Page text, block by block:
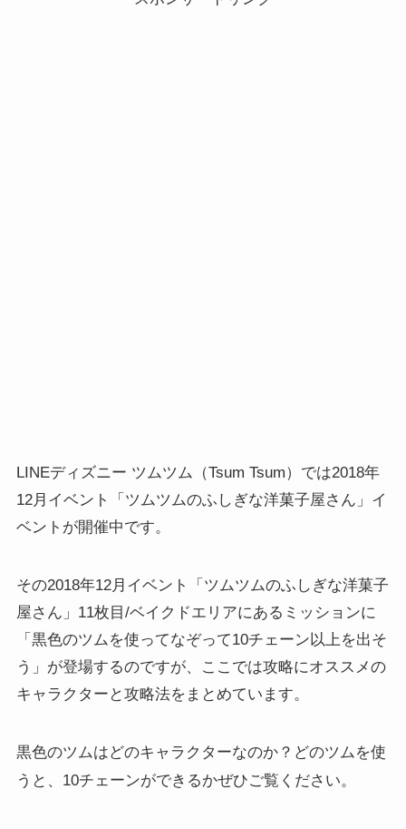
LINEディズニー ツムツム（Tsum Tsum）では2018年
12月イベント「ツムツムのふしぎな洋菓子屋さん」イ
ベントが開催中です。
その2018年12月イベント「ツムツムのふしぎな洋菓子
屋さん」11枚目/ベイクドエリアにあるミッションに
「黒色のツムを使ってなぞって10チェーン以上を出そ
う」が登場するのですが、ここでは攻略にオススメの
キャラクターと攻略法をまとめています。
黒色のツムはどのキャラクターなのか？どのツムを使
うと、10チェーンができるかぜひご覧ください。